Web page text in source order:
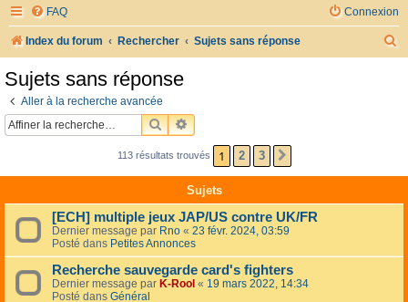
FAQ Connexion
Index du forum Rechercher Sujets sans réponse
h
r
Sujets sans réponse
Aller à la recherche avancée
RECHERCHER
RECHERCHE AVANCÉE
113 résultats trouvés 1 2 3
Sujets
[ECH] multiple jeux JAP/US contre UK/FR
Dernier message par Rno « 23 févr. 2024, 03:59
Posté dans Petites Annonces
Recherche sauvegarde card's fighters
Dernier message par K-Rool « 19 mars 2022, 14:34
Posté dans Général